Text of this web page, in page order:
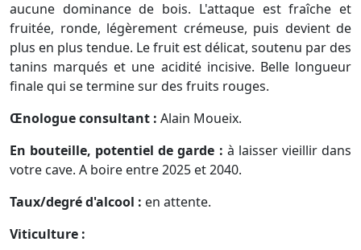
aucune dominance de bois. L'attaque est fraîche et
fruitée, ronde, légèrement crémeuse, puis devient de
plus en plus tendue. Le fruit est délicat, soutenu par des
tanins marqués et une acidité incisive. Belle longueur
finale qui se termine sur des fruits rouges.
Œnologue consultant : Alain Moueix.
En bouteille, potentiel de garde : à laisser vieillir dans
votre cave. A boire entre 2025 et 2040.
Taux/degré d'alcool : en attente.
Viticulture :